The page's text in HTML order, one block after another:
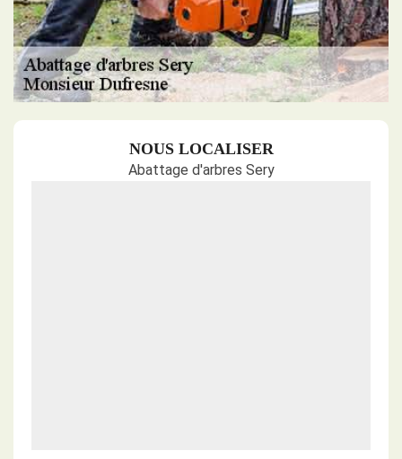
NOUS LOCALISER
Abattage d'arbres Sery